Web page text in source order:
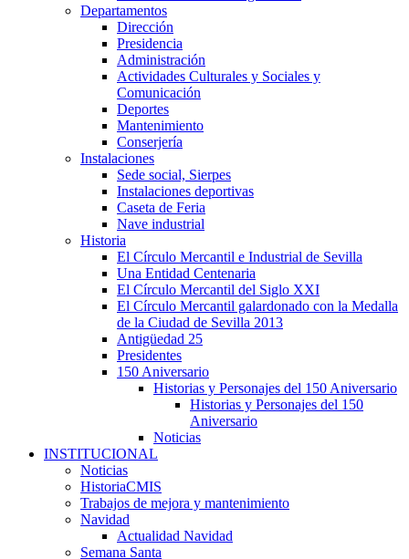
Departamentos
Dirección
Presidencia
Administración
Actividades Culturales y Sociales y
Comunicación
Deportes
Mantenimiento
Conserjería
Instalaciones
Sede social, Sierpes
Instalaciones deportivas
Caseta de Feria
Nave industrial
Historia
El Círculo Mercantil e Industrial de Sevilla
Una Entidad Centenaria
El Círculo Mercantil del Siglo XXI
El Círculo Mercantil galardonado con la Medalla
de la Ciudad de Sevilla 2013
Antigüedad 25
Presidentes
150 Aniversario
Historias y Personajes del 150 Aniversario
Historias y Personajes del 150
Aniversario
Noticias
INSTITUCIONAL
Noticias
HistoriaCMIS
Trabajos de mejora y mantenimiento
Navidad
Actualidad Navidad
Semana Santa